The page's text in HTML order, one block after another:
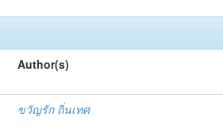
Author(s)
ขวัญรัก ถิ่นเทศ